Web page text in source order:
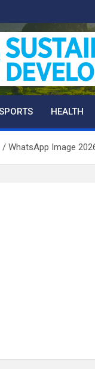
HEALTH
WhatsApp Image